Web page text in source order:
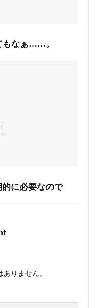
もなぁ……。
に必要なので
りません。